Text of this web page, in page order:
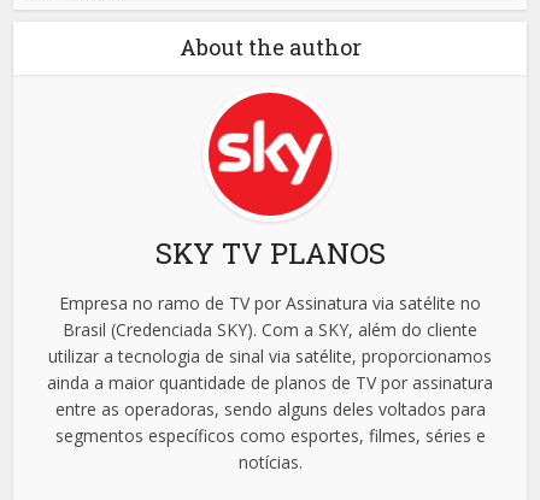
About the author
SKY TV PLANOS
Empresa no ramo de TV por Assinatura via satélite no
Brasil (Credenciada SKY). Com a SKY, além do cliente
utilizar a tecnologia de sinal via satélite, proporcionamos
ainda a maior quantidade de planos de TV por assinatura
entre as operadoras, sendo alguns deles voltados para
segmentos específicos como esportes, filmes, séries e
notícias.